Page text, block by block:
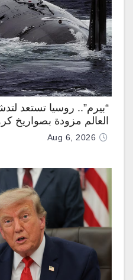
“بيرم”.. روسيا تستعد
العالم مزودة بصواريخ
Aug 6, 2026